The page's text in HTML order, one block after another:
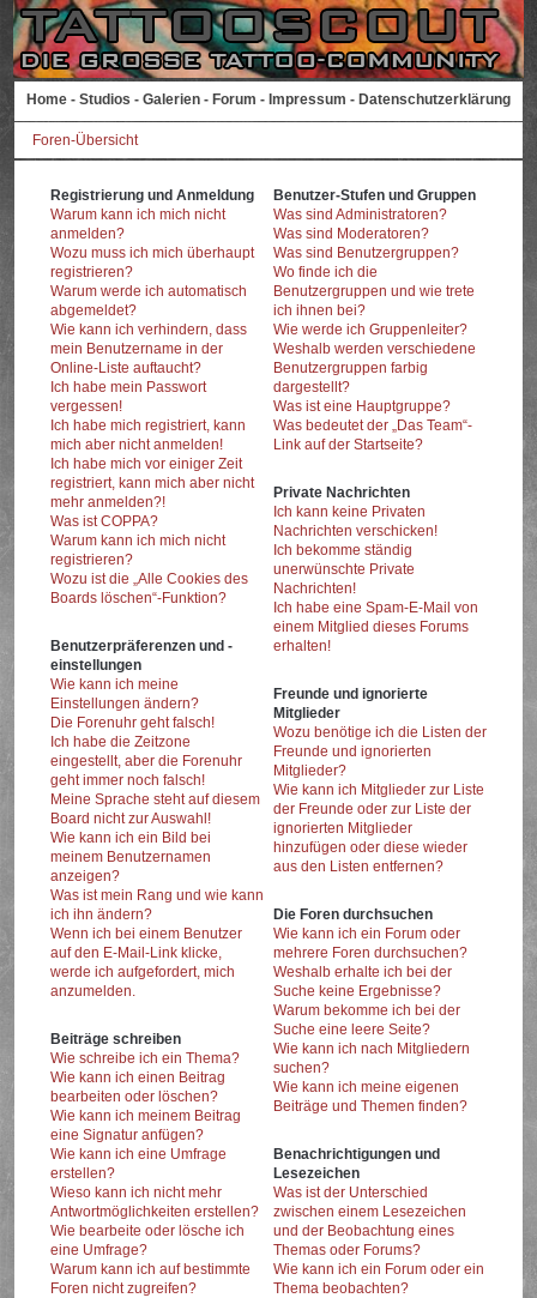
Home - Studios - Galerien - Forum - Impressum - Datenschutzerklärung
Foren-Übersicht
Registrierung und Anmeldung
Warum kann ich mich nicht
anmelden?
Wozu muss ich mich überhaupt
registrieren?
Warum werde ich automatisch
abgemeldet?
Wie kann ich verhindern, dass
mein Benutzername in der
Online-Liste auftaucht?
Ich habe mein Passwort
vergessen!
Ich habe mich registriert, kann
mich aber nicht anmelden!
Ich habe mich vor einiger Zeit
registriert, kann mich aber nicht
mehr anmelden?!
Was ist COPPA?
Warum kann ich mich nicht
registrieren?
Wozu ist die „Alle Cookies des
Boards löschen“-Funktion?
Benutzerpräferenzen und -
einstellungen
Wie kann ich meine
Einstellungen ändern?
Die Forenuhr geht falsch!
Ich habe die Zeitzone
eingestellt, aber die Forenuhr
geht immer noch falsch!
Meine Sprache steht auf diesem
Board nicht zur Auswahl!
Wie kann ich ein Bild bei
meinem Benutzernamen
anzeigen?
Was ist mein Rang und wie kann
ich ihn ändern?
Wenn ich bei einem Benutzer
auf den E-Mail-Link klicke,
werde ich aufgefordert, mich
anzumelden.
Beiträge schreiben
Wie schreibe ich ein Thema?
Wie kann ich einen Beitrag
bearbeiten oder löschen?
Wie kann ich meinem Beitrag
eine Signatur anfügen?
Wie kann ich eine Umfrage
erstellen?
Wieso kann ich nicht mehr
Antwortmöglichkeiten erstellen?
Wie bearbeite oder lösche ich
eine Umfrage?
Warum kann ich auf bestimmte
Foren nicht zugreifen?
Benutzer-Stufen und Gruppen
Was sind Administratoren?
Was sind Moderatoren?
Was sind Benutzergruppen?
Wo finde ich die
Benutzergruppen und wie trete
ich ihnen bei?
Wie werde ich Gruppenleiter?
Weshalb werden verschiedene
Benutzergruppen farbig
dargestellt?
Was ist eine Hauptgruppe?
Was bedeutet der „Das Team“-
Link auf der Startseite?
Private Nachrichten
Ich kann keine Privaten
Nachrichten verschicken!
Ich bekomme ständig
unerwünschte Private
Nachrichten!
Ich habe eine Spam-E-Mail von
einem Mitglied dieses Forums
erhalten!
Freunde und ignorierte
Mitglieder
Wozu benötige ich die Listen der
Freunde und ignorierten
Mitglieder?
Wie kann ich Mitglieder zur Liste
der Freunde oder zur Liste der
ignorierten Mitglieder
hinzufügen oder diese wieder
aus den Listen entfernen?
Die Foren durchsuchen
Wie kann ich ein Forum oder
mehrere Foren durchsuchen?
Weshalb erhalte ich bei der
Suche keine Ergebnisse?
Warum bekomme ich bei der
Suche eine leere Seite?
Wie kann ich nach Mitgliedern
suchen?
Wie kann ich meine eigenen
Beiträge und Themen finden?
Benachrichtigungen und
Lesezeichen
Was ist der Unterschied
zwischen einem Lesezeichen
und der Beobachtung eines
Themas oder Forums?
Wie kann ich ein Forum oder ein
Thema beobachten?